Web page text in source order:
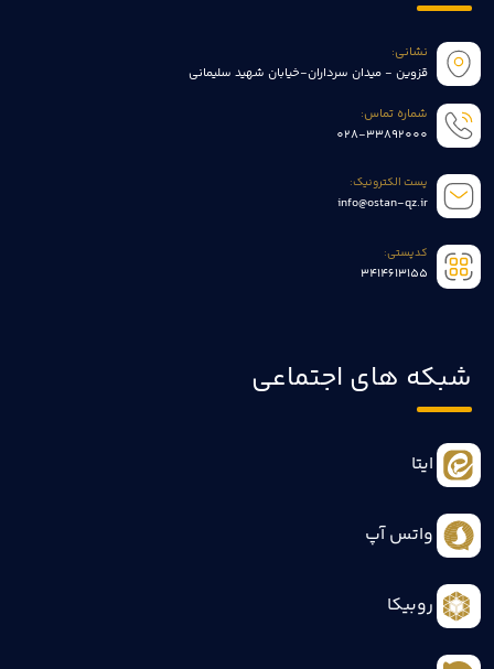
نشانی:
قزوین - میدان سرداران-خیابان شهید سلیمانی
شماره تماس:
028-33892000
پست الکترونیک:
info@ostan-qz.ir
کدپستی:
3414613155
شبکه های اجتماعی
ایتا
واتس آپ
روبیکا